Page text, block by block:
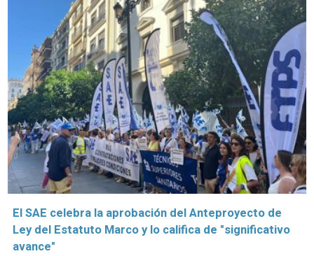
El SAE celebra la aprobación del Anteproyecto de
Ley del Estatuto Marco y lo califica de "significativo
avance"